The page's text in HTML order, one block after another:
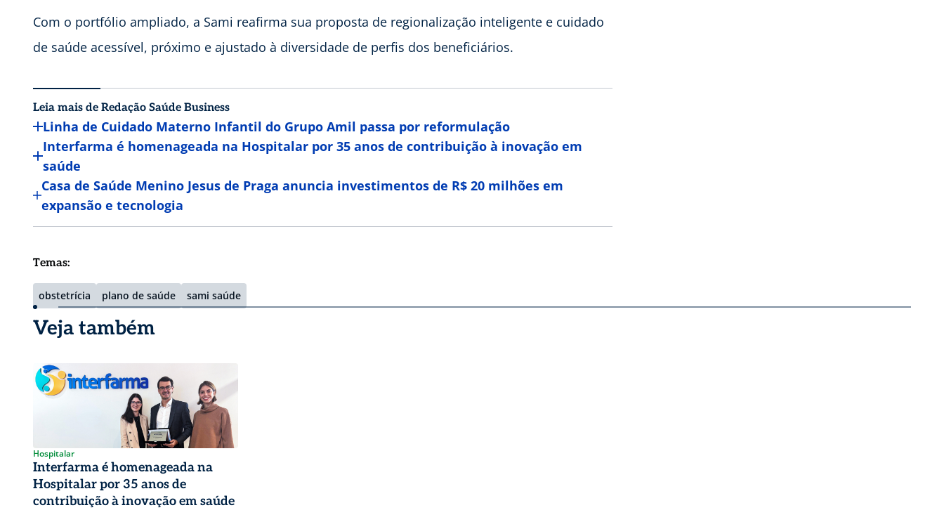
Com o portfólio ampliado, a Sami reafirma sua proposta de regionalização inteligente e cuidado
de saúde acessível, próximo e ajustado à diversidade de perfis dos beneficiários.
Leia mais de Redação Saúde Business
Linha de Cuidado Materno Infantil do Grupo Amil passa por reformulação
Interfarma é homenageada na Hospitalar por 35 anos de contribuição à inovação em
saúde
Casa de Saúde Menino Jesus de Praga anuncia investimentos de R$ 20 milhões em
expansão e tecnologia
Temas:
obstetrícia plano de saúde sami saúde
Veja também
Hospitalar
Interfarma é homenageada na
Hospitalar por 35 anos de
contribuição à inovação em saúde